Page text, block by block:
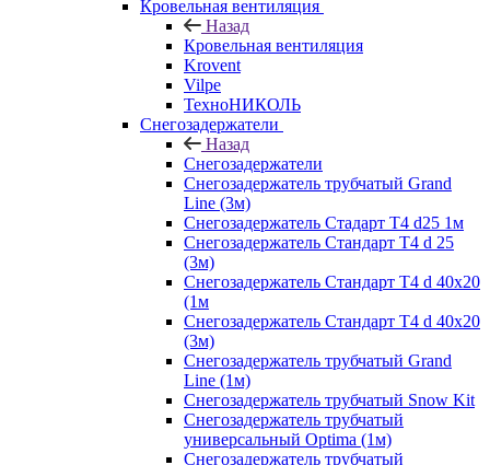
Кровельная вентиляция
Назад
Кровельная вентиляция
Krovent
Vilpe
ТехноНИКОЛЬ
Снегозадержатели
Назад
Снегозадержатели
Снегозадержатель трубчатый Grand
Line (3м)
Снегозадержатель Стадарт Т4 d25 1м
Снегозадержатель Стандарт Т4 d 25
(3м)
Снегозадержатель Стандарт Т4 d 40х20
(1м
Снегозадержатель Стандарт Т4 d 40х20
(3м)
Снегозадержатель трубчатый Grand
Line (1м)
Снегозадержатель трубчатый Snow Kit
Снегозадержатель трубчатый
универсальный Optima (1м)
Снегозадержатель трубчатый